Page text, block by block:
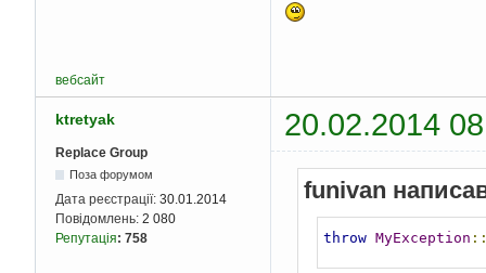
вебсайт
ktretyak 20.02.2014
Replace Group
Поза форумом
Дата реєстрації: 30.01.2014
Повідомлень: 2 080
Репутація: 758
funivan
throw MyException